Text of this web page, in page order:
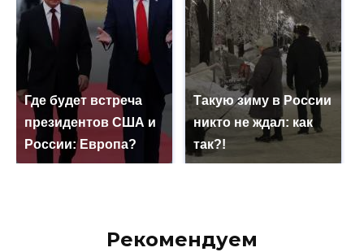
Где будет встреча
президентов США и
России: Европа?
Такую зиму в России
никто не ждал: как
так?!
Рекомендуем